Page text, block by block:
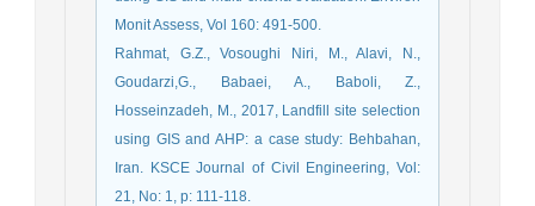
Monit Assess, Vol 160: 491-500.
Rahmat, G.Z., Vosoughi Niri, M., Alavi, N.,
Goudarzi,G., Babaei, A., Baboli, Z.,
Hosseinzadeh, M., 2017, Landfill site selection
using GIS and AHP: a case study: Behbahan,
Iran. KSCE Journal of Civil Engineering, Vol:
21, No: 1, p: 111-118.